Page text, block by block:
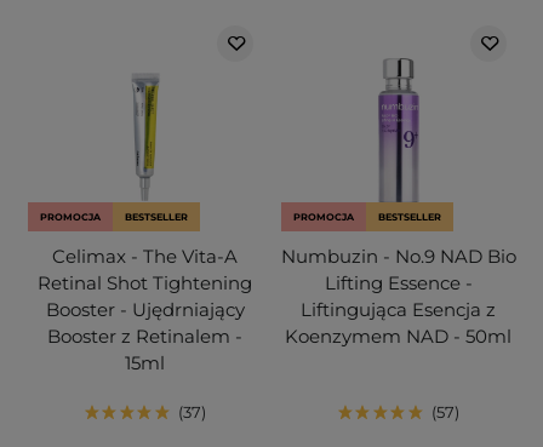
PROMOCJA BESTSELLER
Celimax - The Vita-A
Retinal Shot Tightening
Booster - Ujędrniający
Booster z Retinalem -
15ml
37
PROMOCJA BESTSELLER
Numbuzin - No.9 NAD Bio
Lifting Essence -
Liftingująca Esencja z
Koenzymem NAD - 50ml
57